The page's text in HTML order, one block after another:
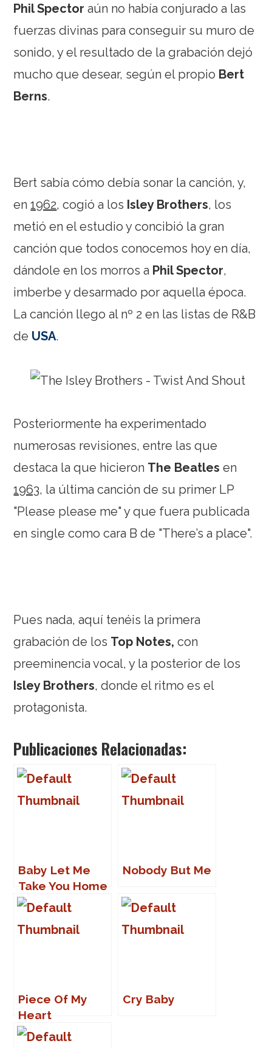
Phil Spectoraún no había conjurado a las
fuerzas divinas para conseguir su muro de
sonido, y el resultado de la grabación dejó
mucho que desear, según el propio Bert
Berns.
Bert sabía cómo debía sonar la canción, y,
en1962, cogió a los Isley Brothers, los
metió en el estudio y concibió la gran
canción que todos conocemos hoy en día,
dándole en los morros a Phil Spector,
imberbe y desarmado por aquella época.
La canción llego al nº 2 en las listas de R&B
de USA.
Posteriormente ha experimentado
numerosas revisiones, entre las que
destaca la que hicieron The Beatles en
1963, la última canción de su primer LP
"Please please me" y que fuera publicada
en single como cara B de "There’s a place".
Pues nada, aquí tenéis la primera
grabación de los Top Notes,con
preeminencia vocal, y la posterior de los
Isley Brothers, donde el ritmo es el
protagonista.
Publicaciones Relacionadas:
Baby Let Me
Take You Home
Nobody But Me
Piece Of My
Heart
Cry Baby